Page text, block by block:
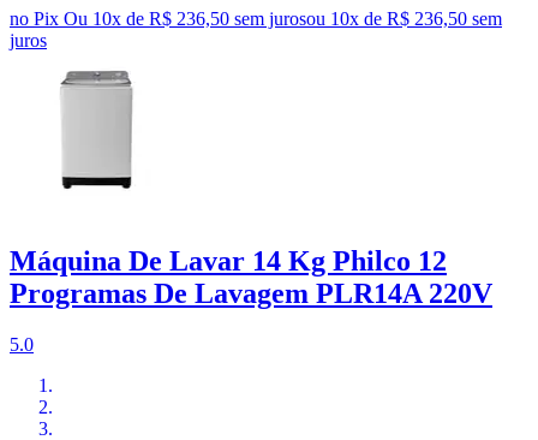
no Pix Ou 10x de R$ 236,50 sem jurosou 10x de R$ 236,50 sem
juros
Máquina De Lavar 14 Kg Philco 12
Programas De Lavagem PLR14A 220V
5.0